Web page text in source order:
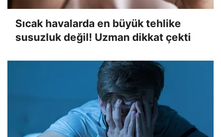
Sıcak havalarda en büyük tehlike
susuzluk değil! Uzman dikkat çekti